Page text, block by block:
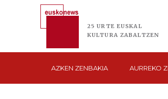
25 URTE EUSKAL
KULTURA ZABALTZEN
AZKEN ZENBAKIA AURREKO